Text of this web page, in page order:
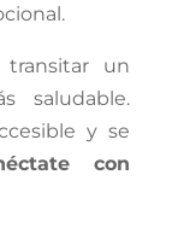
un
saludable.
y se
con